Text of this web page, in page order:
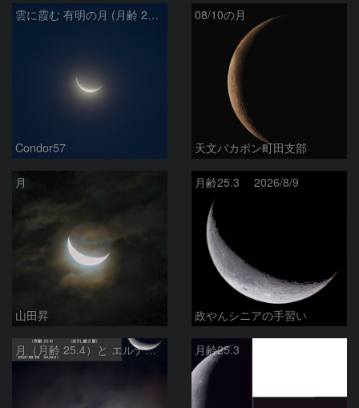
雲に霞む 有明の月 (月齢 26.4)
Condor57
08/10の月
天文バカボン町田支部
月
山田昇
月齢25.3 2026/8/9
政やんシニアの手習い
月（月齢 25.4）と エルナト（おうし座β星） 月齢25.3